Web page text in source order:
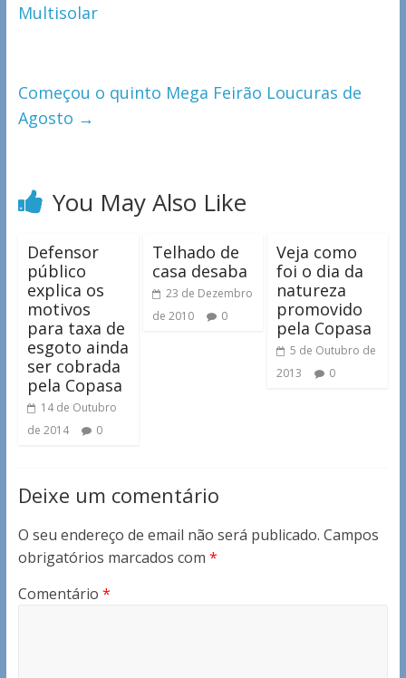
Multisolar
Começou o quinto Mega Feirão Loucuras de
Agosto →
You May Also Like
Defensor
público
explica os
motivos
para taxa de
esgoto ainda
ser cobrada
pela Copasa
14 de Outubro
de 2014
0
Telhado de
casa desaba
23 de Dezembro
de 2010
0
Veja como
foi o dia da
natureza
promovido
pela Copasa
5 de Outubro de
2013
0
Deixe um comentário
O seu endereço de email não será publicado. Campos
obrigatórios marcados com *
Comentário *